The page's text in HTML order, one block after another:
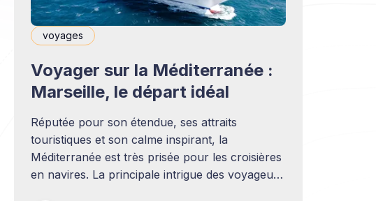
voyages
Voyager sur la Méditerranée :
Marseille, le départ idéal
Réputée pour son étendue, ses attraits
touristiques et son calme inspirant, la
Méditerranée est très prisée pour les croisières
en navires. La principale intrigue des voyageurs